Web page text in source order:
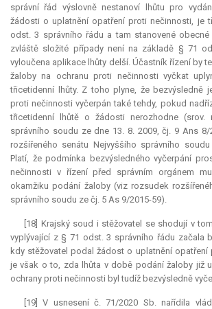
správní řád výslovně nestanoví lhůtu pro
žádosti o uplatnění opatření proti nečinnosti, je
odst. 3 správního řádu a tam stanovené obecné
zvláště složité případy není na základě § 71
vyloučena aplikace lhůty delší. Účastník řízení by
žaloby na ochranu proti nečinnosti vyčkat
třicetidenní lhůty. Z toho plyne, že bezvýsledně
proti nečinnosti vyčerpán také tehdy, pokud
třicetidenní lhůtě o žádosti nerozhodne (srov.
správního soudu ze dne 13. 8. 2009, čj. 9 Ans 8/
rozšířeného senátu Nejvyššího správního
Platí, že podmínka bezvýsledného vyčerpání
nečinnosti v řízení před správním orgánem
okamžiku podání žaloby (viz rozsudek
správního soudu ze čj. 5 As 9/2015-59).
[18] Krajský soud i stěžovatel se shodují v
vyplývající z § 71 odst. 3 správního řádu začala
kdy stěžovatel podal žádost o uplatnění opatření
je však o to, zda lhůta v době podání žaloby již
ochrany proti nečinnosti byl tudíž bezvýsledně
[19] V usnesení č. 71/2020 Sb. nařídila